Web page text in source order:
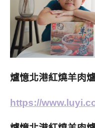
爐憶北港紅燒羊肉
https://